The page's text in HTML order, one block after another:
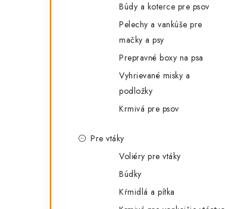
Búdy a koterce pre psov
Pelechy a vankúše pre
mačky a psy
Prepravné boxy na psa
Vyhrievané misky a
podložky
Krmivá pre psov
Pre vtáky
Voliéry pre vtáky
Búdky
Kŕmidlá a pítka